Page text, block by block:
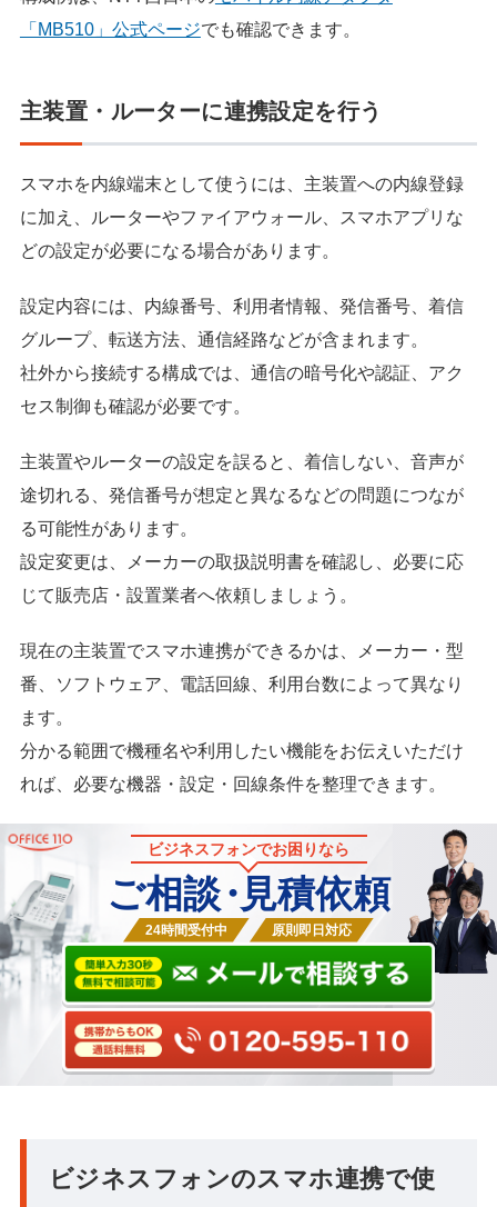
「MB510」公式ページでも確認できます。
主装置・ルーターに連携設定を行う
スマホを内線端末として使うには、主装置への内線登録
に加え、ルーターやファイアウォール、スマホアプリな
どの設定が必要になる場合があります。
設定内容には、内線番号、利用者情報、発信番号、着信
グループ、転送方法、通信経路などが含まれます。
社外から接続する構成では、通信の暗号化や認証、アク
セス制御も確認が必要です。
主装置やルーターの設定を誤ると、着信しない、音声が
途切れる、発信番号が想定と異なるなどの問題につなが
る可能性があります。
設定変更は、メーカーの取扱説明書を確認し、必要に応
じて販売店・設置業者へ依頼しましょう。
現在の主装置でスマホ連携ができるかは、メーカー・型
番、ソフトウェア、電話回線、利用台数によって異なり
ます。
分かる範囲で機種名や利用したい機能をお伝えいただけ
れば、必要な機器・設定・回線条件を整理できます。
ビジネスフォンでお困りなら
ご相談・ 見積依頼
24時間受付中 原則即日対応
ビジネスフォンのスマホ連携で使